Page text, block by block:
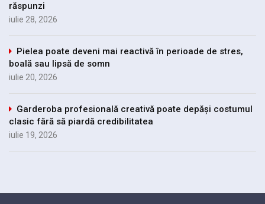
răspunzi
iulie 28, 2026
Pielea poate deveni mai reactivă în perioade de stres,
boală sau lipsă de somn
iulie 20, 2026
Garderoba profesională creativă poate depăși costumul
clasic fără să piardă credibilitatea
iulie 19, 2026